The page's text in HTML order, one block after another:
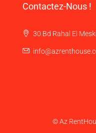
Contactez-Nous !
30 Bd Rahal El
© Az